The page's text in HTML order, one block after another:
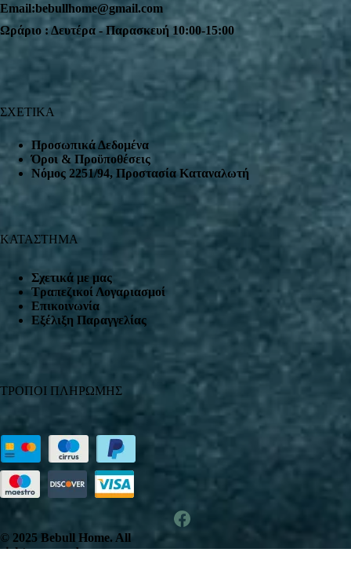
Email:bebullhome@gmail.com
Ωράριο : Δευτέρα - Παρασκευή 10:00-15:00
ΣΧΕΤΙΚΑ
Προσωπικά Δεδομένα
Όροι & Προϋποθέσεις
Nόμος 2251/94, Προστασία Καταναλωτή
ΚΑΤΑΣΤΗΜΑ
Σχετικά με μας
Τραπεζικοί Λογαριασμοί
Επικοινωνία
Εξέλιξη Παραγγελίας
ΤΡΟΠΟΙ ΠΛΗΡΩΜΗΣ
© 2025 Bebull Home. All
rights reserved